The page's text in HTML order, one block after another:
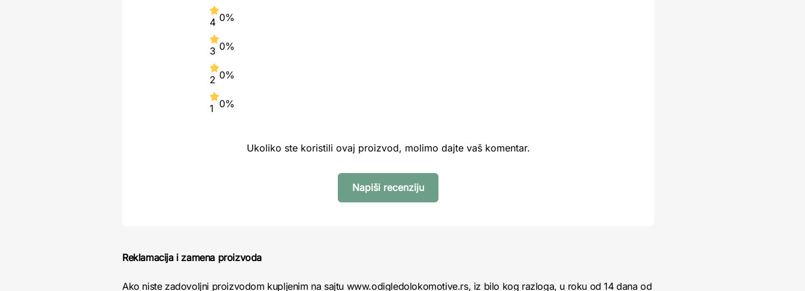
4 0%
3 0%
2 0%
1 0%
Ukoliko ste koristili ovaj proizvod, molimo dajte vaš komentar.
Napiši recenziju
Reklamacija i zamena proizvoda
Ako niste zadovoljni proizvodom kupljenim na sajtu www.odigledolokomotive.rs, iz bilo kog razloga, u roku od 14 dana od